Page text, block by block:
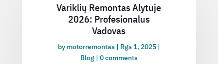
Variklių Remontas Alytuje
2026: Profesionalus
Vadovas
by motorremontas| Rgs 1, 2025|
Blog| 0 comments